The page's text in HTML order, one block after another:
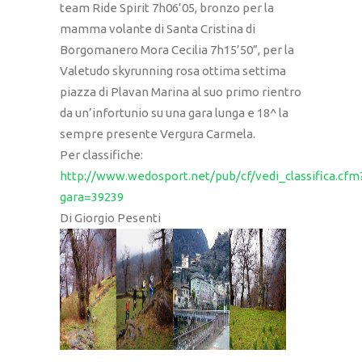
team Ride Spirit 7h06’05, bronzo per la
mamma volante di Santa Cristina di
Borgomanero Mora Cecilia 7h15’50”, per la
Valetudo skyrunning rosa ottima settima
piazza di Plavan Marina al suo primo rientro
da un’infortunio su una gara lunga e 18^ la
sempre presente Vergura Carmela.
Per classifiche:
http://www.wedosport.net/pub/cf/
gara=39239
Di Giorgio Pesenti